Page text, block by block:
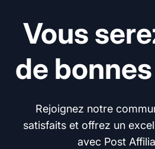
Vous
de
Rejoignez notre
satisfaits et offrez un
avec Post